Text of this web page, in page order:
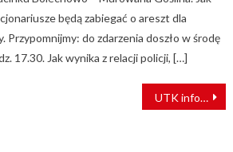
będą zabiegać o areszt dla
do zdarzenia doszło w środę
17.30. Jak wynika z relacji policji, […]
UTK informuje: ruszyły konsultacje rewizji TSI 2022